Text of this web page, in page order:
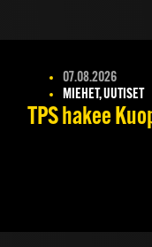
07.08.2026
MIEHET, UUTISET
TPS hakee